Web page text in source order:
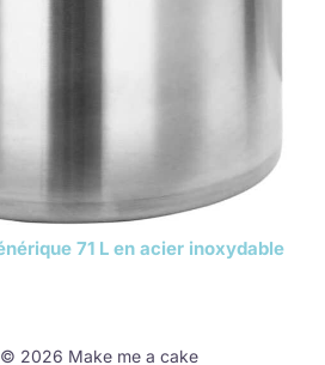
71 L en acier inoxydable
2026 Make me a cake